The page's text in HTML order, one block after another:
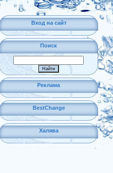
Вход на сайт
Поиск
Реклама
BestChange
Халява